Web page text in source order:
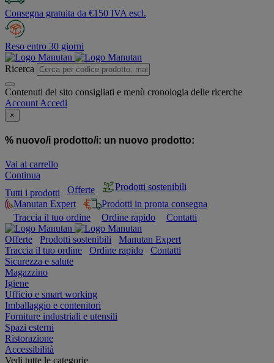
Consegna gratuita da €150 IVA escl.
Reso entro 30 giorni
Ricerca
Contenuti del sito consigliati e menù cronologia delle ricerche
Account Accedi
×
% nuovo/i prodotto/i: un nuovo prodotto:
Vai al carrello
Continua
Tutti i prodotti
Offerte
Prodotti sostenibili
Manutan Expert
Prodotti in pronta consegna
Traccia il tuo ordine
Ordine rapido Contatti
Offerte Prodotti sostenibili
Manutan Expert
Traccia il tuo ordine
Ordine rapido
Contatti
Sicurezza e salute
Magazzino
Igiene
Ufficio e smart working
Imballaggio e contenitori
Forniture industriali e utensili
Spazi esterni
Ristorazione
Accessibilità
Vedi tutte le categorie